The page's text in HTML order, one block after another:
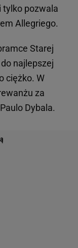
tylko pozwala
Allegriego.
Starej
najlepszej
ciężko. W
za
Dybala.